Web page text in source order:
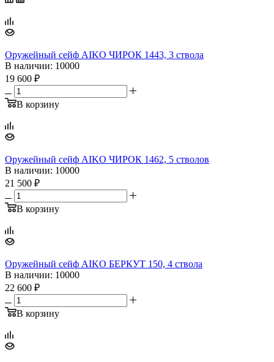
Оружейный сейф AIKO ЧИРОК 1443, 3 ствола
В наличии: 10000
19 600 ₽
В корзину
Оружейный сейф AIKO ЧИРОК 1462, 5 стволов
В наличии: 10000
21 500 ₽
В корзину
Оружейный сейф AIKO БЕРКУТ 150, 4 ствола
В наличии: 10000
22 600 ₽
В корзину